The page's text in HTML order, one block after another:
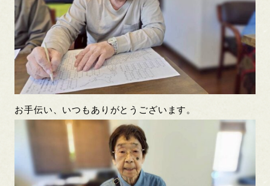
お手伝い、いつもありがとうございます。